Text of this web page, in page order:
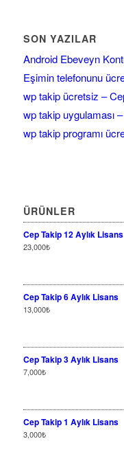
SON YAZILAR
Android Ebeveyn
Eşimin telefonunu
wp takip ücretsiz –
wp takip uygulaması
wp takip programı
ÜRÜNLER
Cep Takip 12 Aylık Lisans
23,000₺
Cep Takip 6 Aylık Lisans
13,000₺
Cep Takip 3 Aylık Lisans
7,000₺
Cep Takip 1 Aylık Lisans
3,000₺